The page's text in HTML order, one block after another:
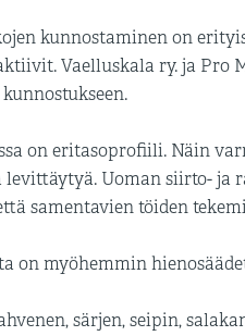
kunnostaminen on
Vaelluskala ry. ja
on eritasoprofiili. Näin
levittäytyä. Uoman siirto-
samentavien töiden
on myöhemmin
särjen, seipin,